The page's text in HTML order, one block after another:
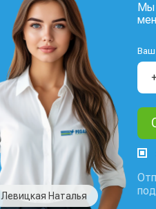
Левицкая Наталья
Мы
Ваш